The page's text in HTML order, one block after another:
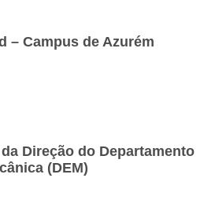
– Campus de Azurém
Direção do Departamento
(DEM)